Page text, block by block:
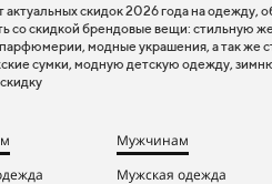
скидок 2026 года на одежду,
со скидкой брендовые вещи: стильную
модные украшения, а так же
сумки, модную детскую одежду,
Мужчинам
Мужская одежда